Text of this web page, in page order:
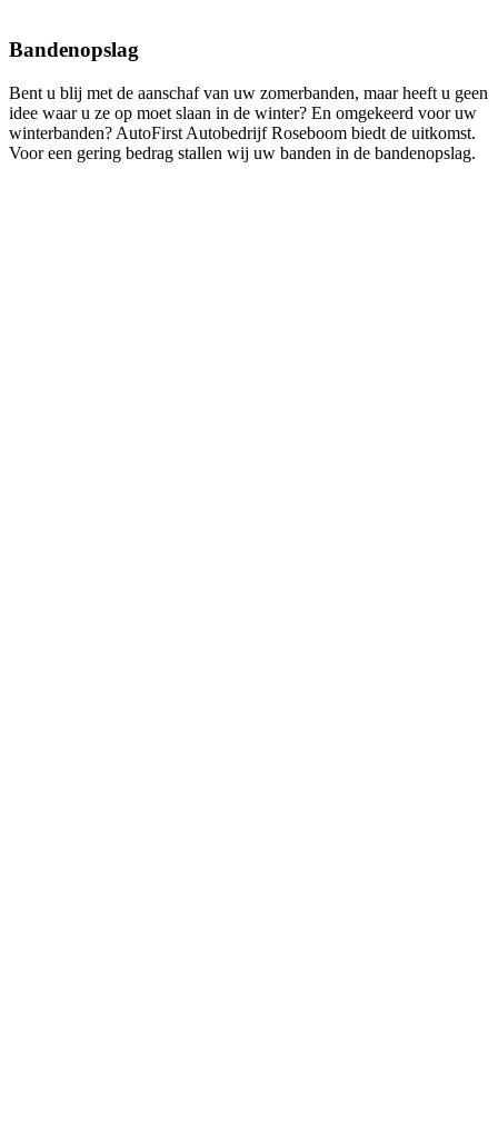
Bandenopslag
Bent u blij met de aanschaf van uw zomerbanden, maar heeft u geen
idee waar u ze op moet slaan in de winter? En omgekeerd voor uw
winterbanden? AutoFirst Autobedrijf Roseboom biedt de uitkomst.
Voor een gering bedrag stallen wij uw banden in de bandenopslag.